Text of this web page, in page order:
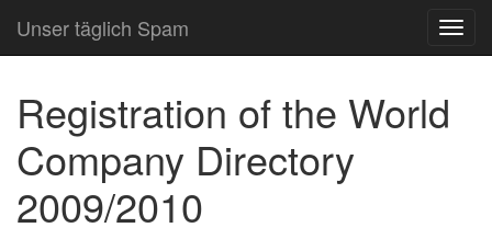
Unser täglich Spam
Registration of the World
Company Directory
2009/2010